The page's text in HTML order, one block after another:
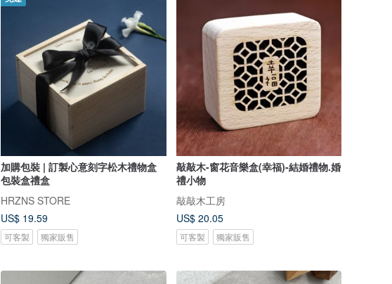
加購包裝 | 訂製心意刻字松木禮物盒
包裝盒禮盒
HRZNS STORE
US$ 19.59
可客製 獨家販售
敲敲木-窗花音樂盒(幸福)-結婚禮物.婚
禮小物
敲敲木工房
US$ 20.05
可客製 獨家販售